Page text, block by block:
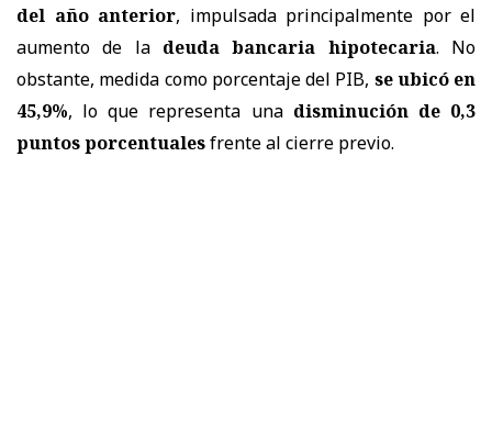
del año anterior, impulsada principalmente por el
aumento de la deuda bancaria hipotecaria. No
obstante, medida como porcentaje del PIB, se ubicó en
45,9%, lo que representa una disminución de 0,3
puntos porcentualesfrente al cierre previo.